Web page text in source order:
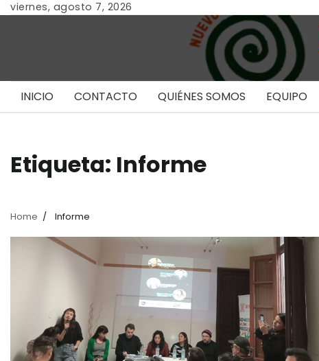
Skipviernes, agosto 7, 2026
INICIO
CONTACTO QUIÉNES SOMOS EQUIPO
Etiqueta: Informe
Home Informe